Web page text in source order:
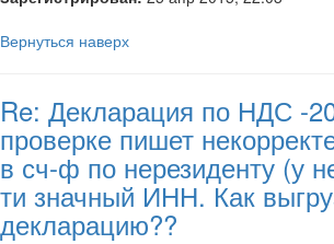
Вернуться наверх
Re: Декларация по НДС -
проверке пишет
в сч-ф по нерезиденту (у
ти значный ИНН. Как
декларацию??